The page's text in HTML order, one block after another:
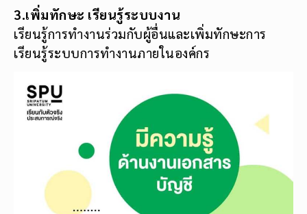
3.เพิ่มทักษะ เรียนรู้ระบบงาน
เรียนรู้การทำงานร่วมกับผู้อื่นและเพิ่มทักษะการ
เรียนรู้ระบบการทำงานภายในองค์กร